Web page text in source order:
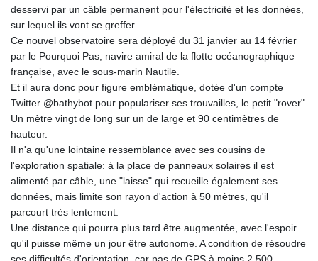
desservi par un câble permanent pour l'électricité et les données,
sur lequel ils vont se greffer.
Ce nouvel observatoire sera déployé du 31 janvier au 14 février
par le Pourquoi Pas, navire amiral de la flotte océanographique
française, avec le sous-marin Nautile.
Et il aura donc pour figure emblématique, dotée d'un compte
Twitter @bathybot pour populariser ses trouvailles, le petit "rover".
Un mètre vingt de long sur un de large et 90 centimètres de
hauteur.
Il n'a qu'une lointaine ressemblance avec ses cousins de
l'exploration spatiale: à la place de panneaux solaires il est
alimenté par câble, une "laisse" qui recueille également ses
données, mais limite son rayon d'action à 50 mètres, qu'il
parcourt très lentement.
Une distance qui pourra plus tard être augmentée, avec l'espoir
qu'il puisse même un jour être autonome. A condition de résoudre
ses difficultés d'orientation, car pas de GPS à moins 2.500